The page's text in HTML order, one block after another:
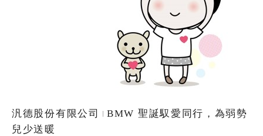
汎德股份有限公司 BMW 聖誕馭愛同行，為弱勢
兒少送暖